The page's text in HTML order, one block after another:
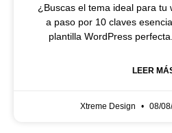
¿Buscas el tema ideal para tu
a paso por 10 claves
plantilla WordPress
LEER
Xtreme Design 08/